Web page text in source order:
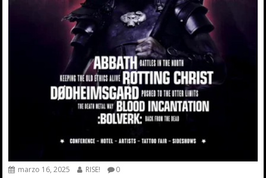
marzo 16, 2025 RISE! 0